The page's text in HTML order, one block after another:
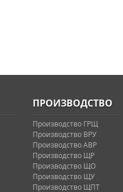
ПРОИЗВОДСТВО
Производство ГРЩ
Производство ВРУ
Производство АВР
Производство ЩР
Производство ЩО
Производство ЩУ
Производство ЩПТ